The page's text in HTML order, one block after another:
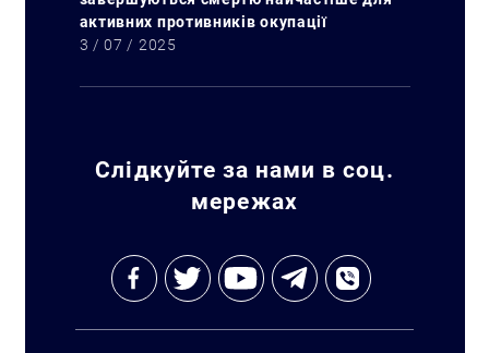
активних противників окупації
3 / 07 / 2025
Слідкуйте за нами в соц.
мережах